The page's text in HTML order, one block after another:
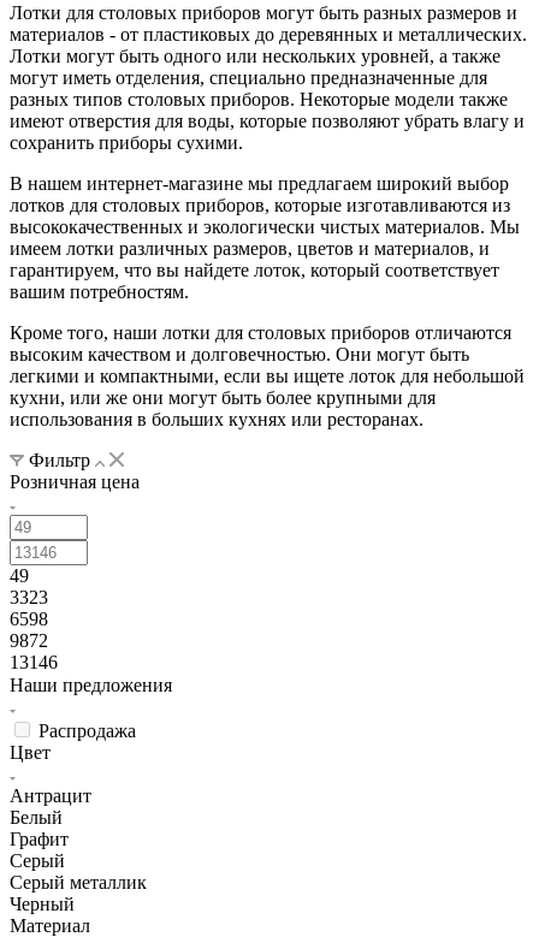
Лотки для столовых приборов могут быть разных размеров и
материалов - от пластиковых до деревянных и металлических.
Лотки могут быть одного или нескольких уровней, а также
могут иметь отделения, специально предназначенные для
разных типов столовых приборов. Некоторые модели также
имеют отверстия для воды, которые позволяют убрать влагу и
сохранить приборы сухими.
В нашем интернет-магазине мы предлагаем широкий выбор
лотков для столовых приборов, которые изготавливаются из
высококачественных и экологически чистых материалов. Мы
имеем лотки различных размеров, цветов и материалов, и
гарантируем, что вы найдете лоток, который соответствует
вашим потребностям.
Кроме того, наши лотки для столовых приборов отличаются
высоким качеством и долговечностью. Они могут быть
легкими и компактными, если вы ищете лоток для небольшой
кухни, или же они могут быть более крупными для
использования в больших кухнях или ресторанах.
Фильтр
Розничная цена
49
3323
6598
9872
13146
Наши предложения
Распродажа
Цвет
Антрацит
Белый
Графит
Серый
Серый металлик
Черный
Материал